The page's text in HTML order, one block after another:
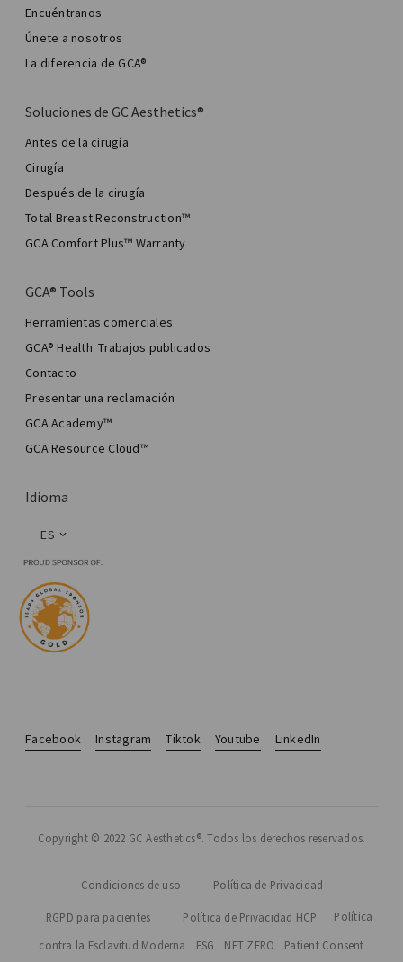
Encuéntranos
Únete a nosotros
La diferencia de GCA®
Soluciones de GC Aesthetics®
Antes de la cirugía
Cirugía
Después de la cirugía
Total Breast Reconstruction™
GCA Comfort Plus™ Warranty
GCA® Tools
Herramientas comerciales
GCA® Health: Trabajos publicados
Contacto
Presentar una reclamación
GCA Academy™
GCA Resource Cloud™
Idioma
ES
Facebook Instagram Tiktok Youtube LinkedIn
Copyright © 2022 GC Aesthetics®. Todos los derechos reservados.
Condiciones de uso Política de Privacidad
RGPD para pacientes Política de Privacidad HCP Política
contra la Esclavitud Moderna ESG NET ZERO
Patient Consent